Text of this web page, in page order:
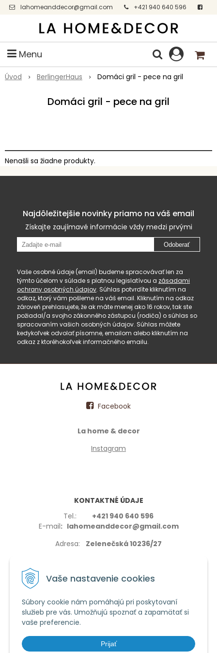
Vaše nastavenie cookies
Súbory cookie nám pomáhajú pri poskytovaní
služieb pre vás. Umožňujú spoznať a zapamätať si
vaše preferencie.
Prijať
lahomeanddecor@gmail.com
+421 940 640 596
Facebook
Menu
Úvod BerlingerHaus Domáci gril - pece na gril
Domáci gril - pece na gril
Nenašli sa žiadne produkty.
Najdôležitejšie novinky priamo na váš email
Získajte zaujímavé informácie vždy medzi prvými
Odoberať
Vaše osobné údaje (email) budeme spracovávať len za
týmto účelom v súlade s platnou legislatívou a zásadami
ochrany osobných údajov. Súhlas potvrdíte kliknutím na
odkaz, ktorý vám pošleme na váš email. Kliknutím na odkaz
zároveň prehlasujete, že ak máte menej ako 16 rokov, tak ste
požiadal/a svojho zákonného zástupcu (rodiča) o súhlas so
spracovaním vašich osobných údajov. Súhlas môžete
kedykoľvek odvolať písomne, emailom alebo kliknutím na
odkaz z ktoréhokoľvek informačného emailu.
Facebook
La home & decor
Instagram
KONTAKTNÉ ÚDAJE
Tel.: +421 940 640 596
E-mail: lahomeanddecor@gmail.com
Adresa: Zelenečská 10236/27
VŠETKO O NÁKUPE
Používanie cookies
Obchodné podmienky